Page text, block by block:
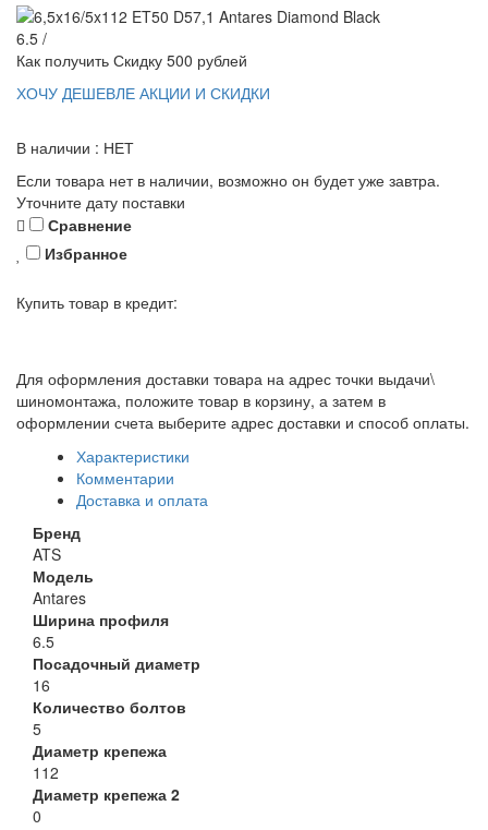
6.5 /
Как получить Скидку 500 рублей
ХОЧУ ДЕШЕВЛЕ АКЦИИ И СКИДКИ
В наличии : НЕТ
Если товара нет в наличии, возможно он будет уже завтра.
Уточните дату поставки
Сравнение
Избранное
Купить товар в кредит:
Для оформления доставки товара на адрес точки выдачи\
шиномонтажа, положите товар в корзину, а затем в
оформлении счета выберите адрес доставки и способ оплаты.
Характеристики
Комментарии
Доставка и оплата
Бренд
ATS
Модель
Antares
Ширина профиля
6.5
Посадочный диаметр
16
Количество болтов
5
Диаметр крепежа
112
Диаметр крепежа 2
0